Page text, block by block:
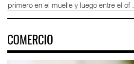
primero en el muelle y luego entre el of ...
COMERCIO